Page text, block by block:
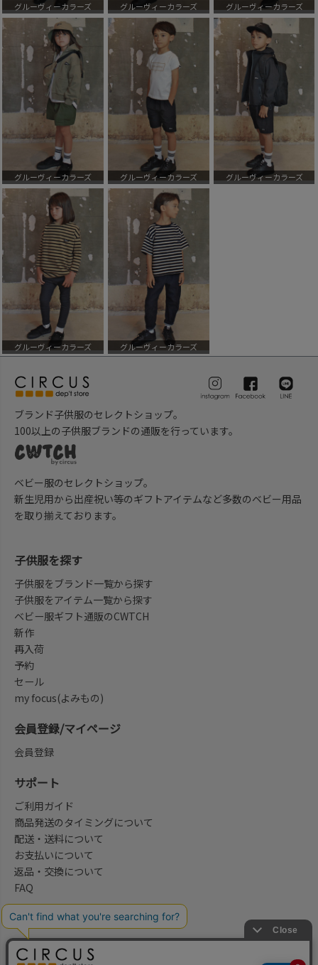
グルーヴィーカラーズ グルーヴィーカラーズ グルーヴィーカラーズ
グルーヴィーカラーズ グルーヴィーカラーズ グルーヴィーカラーズ
グルーヴィーカラーズ グルーヴィーカラーズ
ブランド子供服のセレクトショップ。
100以上の子供服ブランドの通販を行っています。
ベビー服のセレクトショップ。
新生児用から出産祝い等のギフトアイテムなど多数のベビー用品
を取り揃えております。
会社概要/お問合せ先
子供服を探す
子供服をブランド一覧から探す
子供服をアイテム一覧から探す
ベビー服ギフト通販のCWTCH
新作
再入荷
予約
セール
my focus(よみもの)
会員登録/マイページ
会員登録
サポート
ご利用ガイド
商品発送のタイミングについて
配送・送料について
お支払いについて
返品・交換について
FAQ